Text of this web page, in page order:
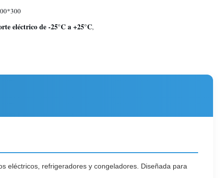
eléctrico de -25°C a +25°C,
eléctricos, refrigeradores y congeladores. Diseñada para